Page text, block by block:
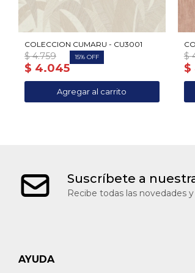
COLECCION CUMARU - CU3001
$ 4.045
$ 4.759 15
$
$
Suscríbete a
Recibe todas las novedades
AYUDA